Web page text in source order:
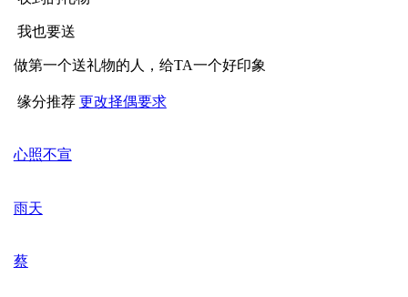
我也要送
做第一个送礼物的人，给TA一个好印象
缘分推荐 更改择偶要求
心照不宣
雨天
蔡